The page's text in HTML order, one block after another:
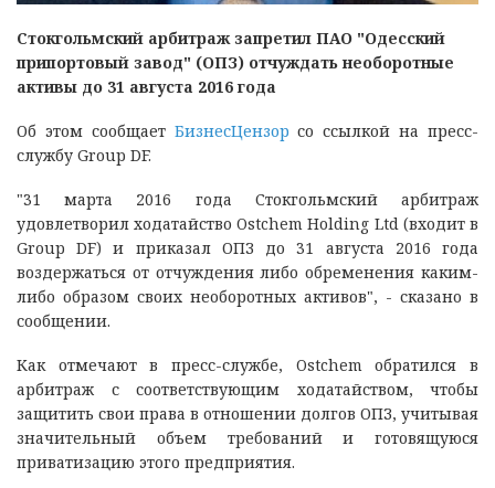
Стокгольмский арбитраж запретил ПАО "Одесский
припортовый завод" (ОПЗ) отчуждать необоротные
активы до 31 августа 2016 года
Об этом сообщает БизнесЦензор со ссылкой на пресс-
службу Group DF.
"31 марта 2016 года Стокгольмский арбитраж
удовлетворил ходатайство Ostchem Holding Ltd (входит в
Group DF) и приказал ОПЗ до 31 августа 2016 года
воздержаться от отчуждения либо обременения каким-
либо образом своих необоротных активов", - сказано в
сообщении.
Как отмечают в пресс-службе, Ostchem обратился в
арбитраж с соответствующим ходатайством, чтобы
защитить свои права в отношении долгов ОПЗ, учитывая
значительный объем требований и готовящуюся
приватизацию этого предприятия.